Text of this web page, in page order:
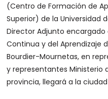
(Centro de Formación de
Superior) de la Universidad
Director Adjunto encargado
Continua y del Aprendizaje
Bourdier-Mournetas, en
y representantes Ministerio
provincia, llegará a la